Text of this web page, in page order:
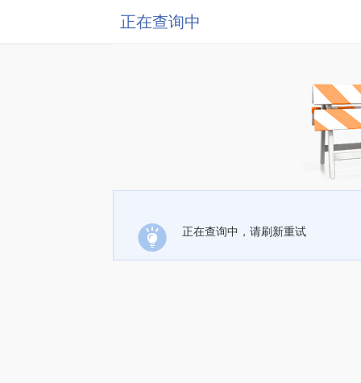
正在查询中
正在查询中，请刷新重试